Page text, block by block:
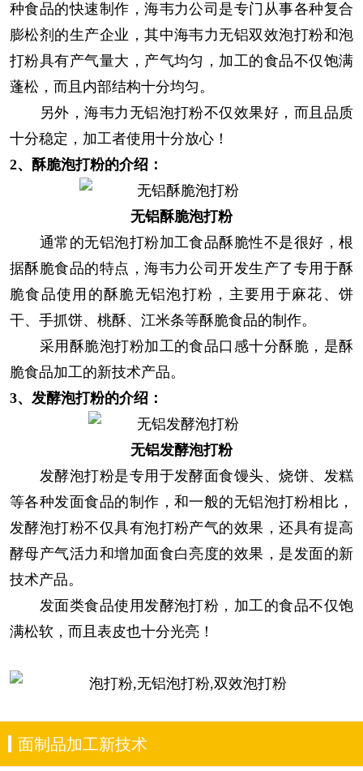
种食品的快速制作，海韦力公司是专门从事各种复合
膨松剂的生产企业，其中海韦力无铝双效泡打粉和泡
打粉具有产气量大，产气均匀，加工的食品不仅饱满
蓬松，而且内部结构十分均匀。
另外，海韦力无铝泡打粉不仅效果好，而且品质
十分稳定，加工者使用十分放心！
2、酥脆泡打粉的介绍：
无铝酥脆泡打粉
通常的无铝泡打粉加工食品酥脆性不是很好，根
据酥脆食品的特点，海韦力公司开发生产了专用于酥
脆食品使用的酥脆无铝泡打粉，主要用于麻花、饼
干、手抓饼、桃酥、江米条等酥脆食品的制作。
采用酥脆泡打粉加工的食品口感十分酥脆，是酥
脆食品加工的新技术产品。
3、发酵泡打粉的介绍：
无铝发酵泡打粉
发酵泡打粉是专用于发酵面食馒头、烧饼、发糕
等各种发面食品的制作，和一般的无铝泡打粉相比，
发酵泡打粉不仅具有泡打粉产气的效果，还具有提高
酵母产气活力和增加面食白亮度的效果，是发面的新
技术产品。
发面类食品使用发酵泡打粉，加工的食品不仅饱
满松软，而且表皮也十分光亮！
面制品加工新技术